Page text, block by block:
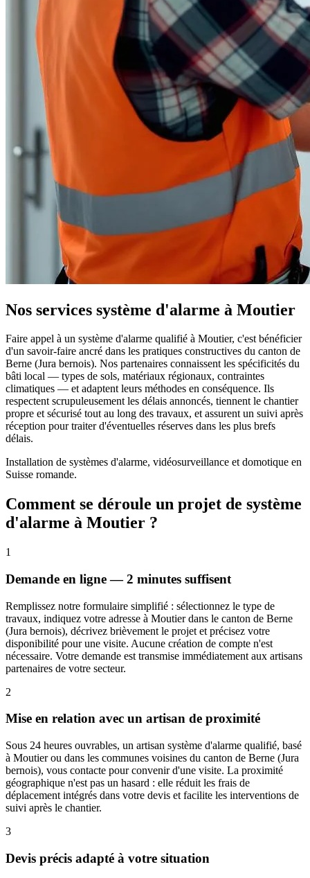
Nos services système d'alarme à Moutier
Faire appel à un système d'alarme qualifié à Moutier, c'est bénéficier
d'un savoir-faire ancré dans les pratiques constructives du canton de
Berne (Jura bernois). Nos partenaires connaissent les spécificités du
bâti local — types de sols, matériaux régionaux, contraintes
climatiques — et adaptent leurs méthodes en conséquence. Ils
respectent scrupuleusement les délais annoncés, tiennent le chantier
propre et sécurisé tout au long des travaux, et assurent un suivi après
réception pour traiter d'éventuelles réserves dans les plus brefs
délais.
Installation de systèmes d'alarme, vidéosurveillance et domotique en
Suisse romande.
Comment se déroule un projet de système
d'alarme à Moutier ?
1
Demande en ligne — 2 minutes suffisent
Remplissez notre formulaire simplifié : sélectionnez le type de
travaux, indiquez votre adresse à Moutier dans le canton de Berne
(Jura bernois), décrivez brièvement le projet et précisez votre
disponibilité pour une visite. Aucune création de compte n'est
nécessaire. Votre demande est transmise immédiatement aux artisans
partenaires de votre secteur.
2
Mise en relation avec un artisan de proximité
Sous 24 heures ouvrables, un artisan système d'alarme qualifié, basé
à Moutier ou dans les communes voisines du canton de Berne (Jura
bernois), vous contacte pour convenir d'une visite. La proximité
géographique n'est pas un hasard : elle réduit les frais de
déplacement intégrés dans votre devis et facilite les interventions de
suivi après le chantier.
3
Devis précis adapté à votre situation